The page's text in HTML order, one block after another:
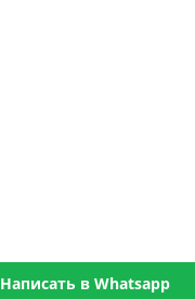
Написать в Whatsapp